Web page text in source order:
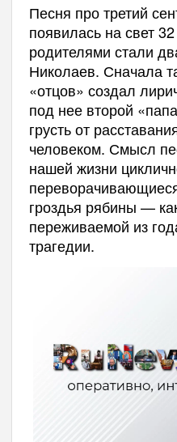
Песня про третий
появилась на свет
родителями стали
Николаев. Сначала
«отцов» создал
под нее второй «папа
грусть от
человеком. Смысл
нашей жизни
гроздья рябины —
переживаемой из
трагедии.